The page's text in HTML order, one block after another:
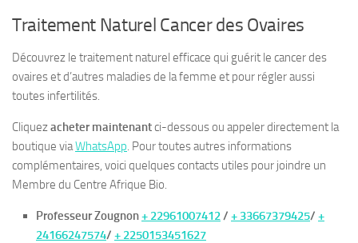
Traitement Naturel Cancer des Ovaires
Découvrez le traitement naturel efficace qui guérit le cancer des
ovaires et d’autres maladies de la femme et pour régler aussi
toutes infertilités.
Cliquezacheter maintenantci-dessous ou appeler directement la
boutique viaWhatsApp. Pour toutes autres informations
complémentaires, voici quelques contacts utiles pour joindre un
Membre du Centre Afrique Bio.
Professeur Zougnon+ 22961007412/ + 33667379425/ +
24166247574/ + 2250153451627